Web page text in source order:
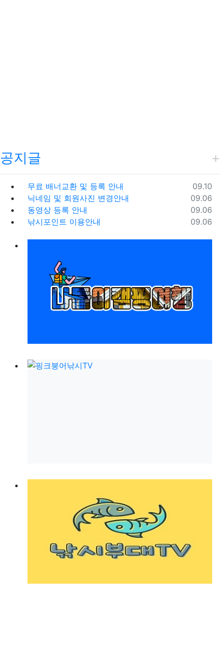
공지글
등록일
09.10
무료 배너교환 및 등록 안내
등록일
09.06
닉네임 및 회원사진 변경안내
등록일
09.06
동영상 등록 안내
등록일
09.06
낚시포인트 이용안내